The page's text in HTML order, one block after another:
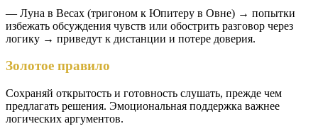
— Луна в Весах (тригоном к Юпитеру в Овне) → попытки
избежать обсуждения чувств или обострить разговор через
логику → приведут к дистанции и потере доверия.
Золотое правило
Сохраняй открытость и готовность слушать, прежде чем
предлагать решения. Эмоциональная поддержка важнее
логических аргументов.